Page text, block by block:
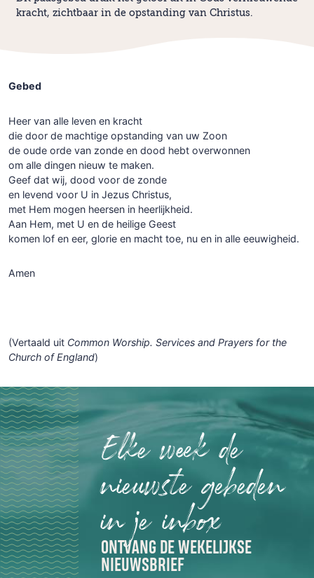
kracht, zichtbaar in de opstanding van Christus.
Gebed
Heer van alle leven en kracht
die door de machtige opstanding van uw Zoon
de oude orde van zonde en dood hebt overwonnen
om alle dingen nieuw te maken.
Geef dat wij, dood voor de zonde
en levend voor U in Jezus Christus,
met Hem mogen heersen in heerlijkheid.
Aan Hem, met U en de heilige Geest
komen lof en eer, glorie en macht toe, nu en in alle eeuwigheid.
Amen
(Vertaald uit Common Worship. Services and Prayers for the
Church of England)
Elke week de
nieuwste gebeden
in je inbox
ONTVANG DE WEKELIJKSE
NIEUWSBRIEF